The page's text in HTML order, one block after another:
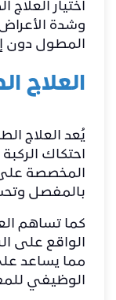
اختيار
وشدة
المطول
العلاج
يُعد العلاج
احتكاك
المخصصة
بالمفصل
كما تساهم
الواقع على
مما يساعد
الوظيفي